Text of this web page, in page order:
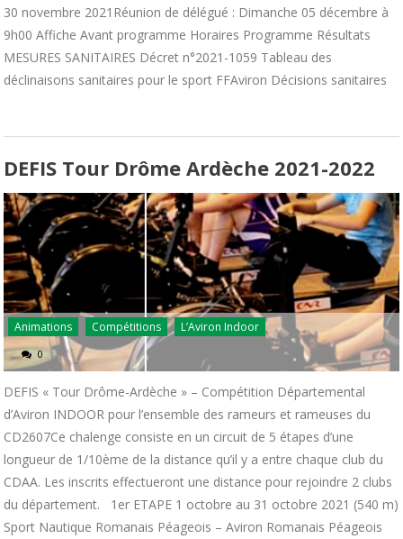
30 novembre 2021Réunion de délégué : Dimanche 05 décembre à
9h00 Affiche Avant programme Horaires Programme Résultats
MESURES SANITAIRES Décret n°2021-1059 Tableau des
déclinaisons sanitaires pour le sport FFAviron Décisions sanitaires
DEFIS Tour Drôme Ardèche 2021-2022
Animations Compétitions L’Aviron Indoor
0
DEFIS « Tour Drôme-Ardèche » – Compétition Départemental
d’Aviron INDOOR pour l’ensemble des rameurs et rameuses du
CD2607Ce chalenge consiste en un circuit de 5 étapes d’une
longueur de 1/10ème de la distance qu’il y a entre chaque club du
CDAA. Les inscrits effectueront une distance pour rejoindre 2 clubs
du département. 1er ETAPE 1 octobre au 31 octobre 2021 (540 m)
Sport Nautique Romanais Péageois – Aviron Romanais Péageois